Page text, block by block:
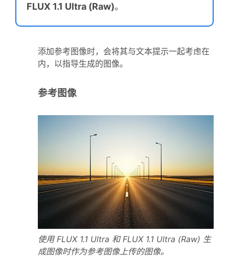
FLUX 1.1 Ultra (Raw)。
添加参考图像时，会将其与文本提示一起考虑在
内，以指导生成的图像。
参考图像
使用 FLUX 1.1 Ultra 和 FLUX 1.1 Ultra (Raw) 生
成图像时作为参考图像上传的图像。